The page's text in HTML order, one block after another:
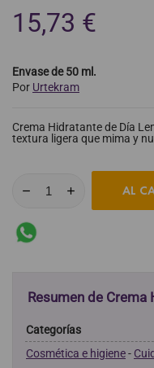
15,73 €
Envase de 50 ml.
Por Urtekram
Crema Hidratante de Día
textura ligera que mima y
AL
Resumen de
Categorías
Cosmética e higiene-